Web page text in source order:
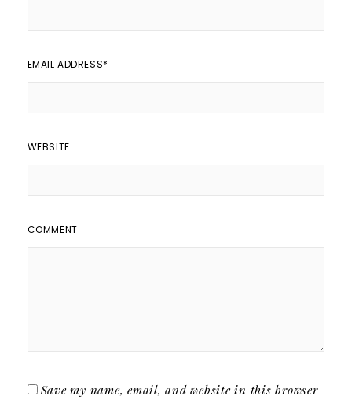
EMAIL ADDRESS*
WEBSITE
COMMENT
Save my name, email, and website in this browser